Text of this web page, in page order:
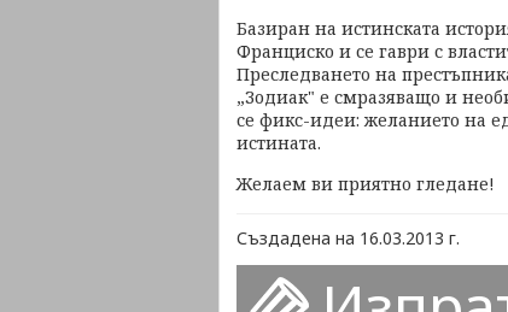
Базиран на истинската
Франциско и се гаври с
Преследването на
„Зодиак" е смразяващо и
се фикс-идеи: желанието на
истината.
Желаем ви приятно гледане!
Създадена на 16.03.2013 г.